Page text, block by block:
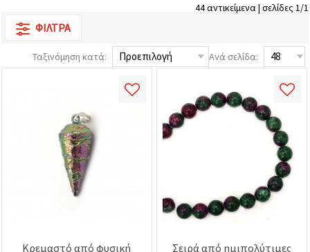
μεταξύ
άλλων με
συνεργατών
χρησιμοποιήσετε
44 αντικείμενα | σελίδες 1/1
ΦΊΛΤΡΑ
Ταξινόμηση κατά: Ανά σελίδα:
Κρεμαστό από φυσική
Σειρά από ημιπολύτιμες